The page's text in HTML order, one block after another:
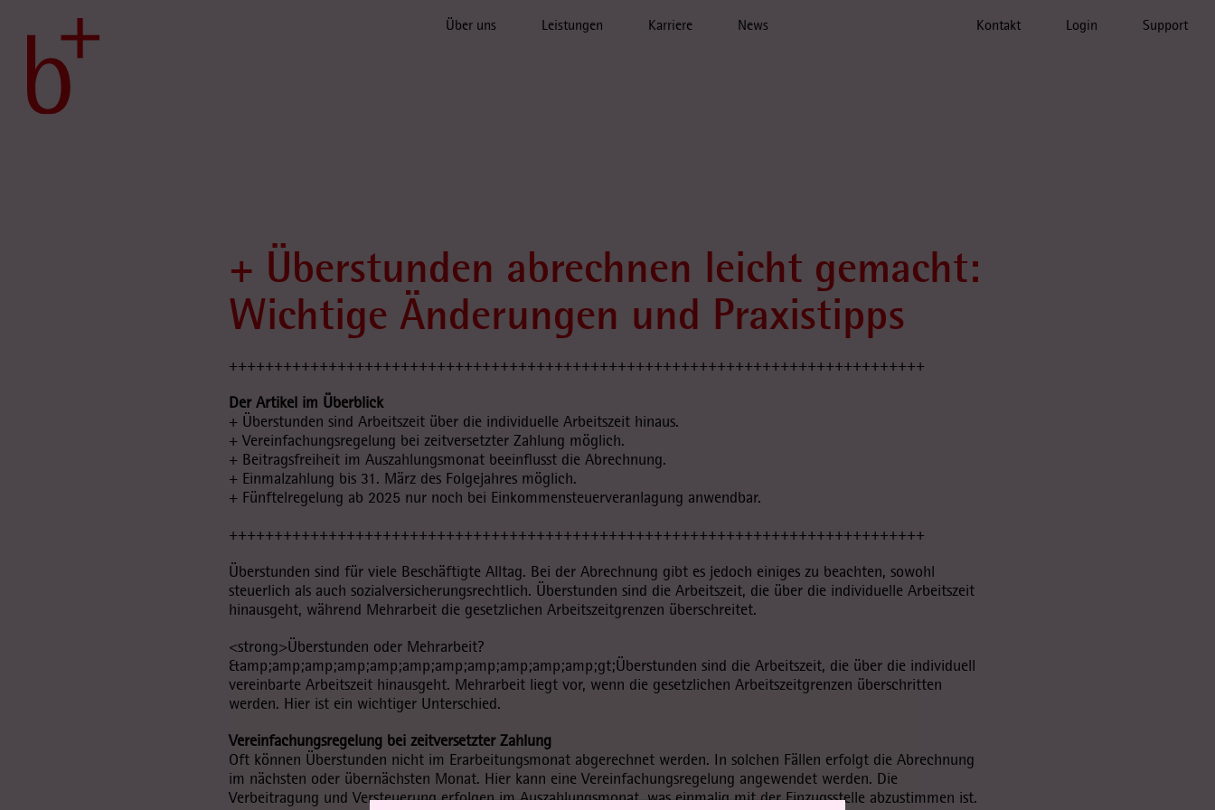
Über uns Leistungen Karriere News Kontakt Login Support
+ Überstunden abrechnen leicht gemacht:
Wichtige Änderungen und Praxistipps
+++++++++++++++++++++++++++++++++++++++++++++++++++++++++++++++++++++++++++++
Der Artikel im Überblick
+ Überstunden sind Arbeitszeit über die individuelle Arbeitszeit hinaus.
+ Vereinfachungsregelung bei zeitversetzter Zahlung möglich.
+ Beitragsfreiheit im Auszahlungsmonat beeinflusst die Abrechnung.
+ Einmalzahlung bis 31. März des Folgejahres möglich.
+ Fünftelregelung ab 2025 nur noch bei Einkommensteuerveranlagung anwendbar.
+++++++++++++++++++++++++++++++++++++++++++++++++++++++++++++++++++++++++++++
Überstunden sind für viele Beschäftigte Alltag. Bei der Abrechnung gibt es jedoch einiges zu beachten, sowohl
steuerlich als auch sozialversicherungsrechtlich. Überstunden sind die Arbeitszeit, die über die individuelle Arbeitszeit
hinausgeht, während Mehrarbeit die gesetzlichen Arbeitszeitgrenzen überschreitet.
<strong>Überstunden oder Mehrarbeit?
&amp;amp;amp;amp;amp;amp;amp;amp;amp;amp;amp;gt;Überstunden sind die Arbeitszeit, die über die individuell
vereinbarte Arbeitszeit hinausgeht. Mehrarbeit liegt vor, wenn die gesetzlichen Arbeitszeitgrenzen überschritten
werden. Hier ist ein wichtiger Unterschied.
Vereinfachungsregelung bei zeitversetzter Zahlung
Oft können Überstunden nicht im Erarbeitungsmonat abgerechnet werden. In solchen Fällen erfolgt die Abrechnung
im nächsten oder übernächsten Monat. Hier kann eine Vereinfachungsregelung angewendet werden. Die
Verbeitragung und Versteuerung erfolgen im Auszahlungsmonat, was einmalig mit der Einzugsstelle abzustimmen ist.